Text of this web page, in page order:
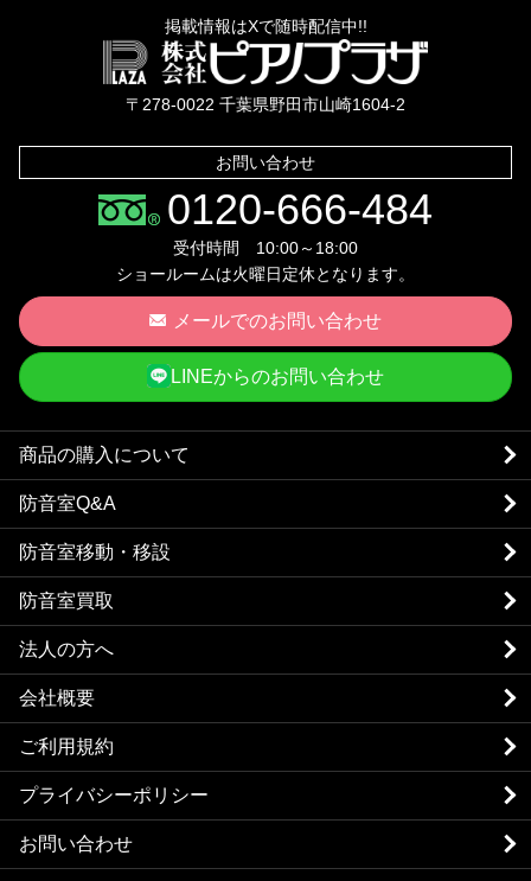
掲載情報はXで随時配信中!!
〒278-0022 千葉県野田市山崎1604-2
お問い合わせ
0120-666-484
受付時間 10:00～18:00
ショールームは火曜日定休となります。
メールでのお問い合わせ
LINEからのお問い合わせ
商品の購入について
防音室Q&A
防音室移動・移設
防音室買取
法人の方へ
会社概要
ご利用規約
プライバシーポリシー
お問い合わせ